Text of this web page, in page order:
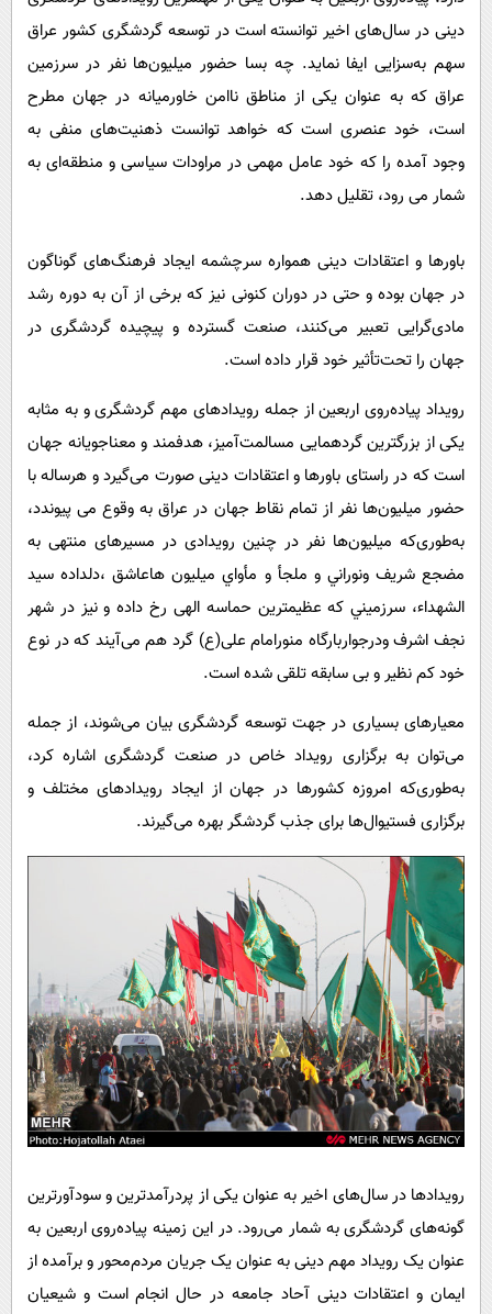
دینی در سال‌های اخیر توانسته است در توسعه گردشگری کشور عراق
سهم به‌سزایی ایفا نماید. چه بسا حضور میلیون‌ها نفر در سرزمین
عراق که به عنوان یکی از مناطق ناامن خاورمیانه در جهان مطرح
است، خود عنصری است که خواهد توانست ذهنیت‌های منفی به
وجود آمده را که خود عامل مهمی در مراودات سیاسی و منطقه‌ای به
شمار می رود، تقلیل دهد.
باورها و اعتقادات دینی همواره سرچشمه ایجاد فرهنگ‌های گوناگون
در جهان بوده و حتی در دوران کنونی نیز که برخی از آن به دوره رشد
مادی‌گرایی تعبیر می‌کنند، صنعت گسترده و پیچیده گردشگری در
جهان را تحت‌تأثیر خود قرار داده است.
رویداد پیاده‌روی اربعین از جمله رویدادهای مهم گردشگری و به مثابه
یکی از بزرگترین گردهمایی مسالمت‌آمیز، هدفمند و معناجویانه جهان
است که در راستای باورها و اعتقادات دینی صورت می‌گیرد و هرساله با
حضور میلیون‌ها نفر از تمام نقاط جهان در عراق به وقوع می پیوندد،
به‌طوری‌که میلیون‌ها نفر در چنین رویدادی در مسیرهای منتهی به
مضجع شريف ونوراني و ملجأ و مأواي ميليون هاعاشق ،دلداده سيد
الشهداء، سرزميني كه عظيمترين حماسه الهی رخ داده و نیز در شهر
نجف اشرف ودرجواربارگاه منورامام علی(ع) گرد هم می‌آیند که در نوع
خود کم نظیر و بی سابقه تلقی شده است.
معیارهای بسیاری در جهت توسعه گردشگری بیان می‌شوند، از جمله
می‌توان به برگزاری رویداد خاص در صنعت گردشگری اشاره کرد،
به‌طوری‌که امروزه کشورها در جهان از ایجاد رویدادهای مختلف و
برگزاری فستیوال‌ها برای جذب گردشگر بهره می‌گیرند.
رویدادها در سال‌های اخیر به عنوان یکی از پردرآمدترین و سودآورترین
گونه‌های گردشگری به شمار می‌رود. در این زمینه پیاده‌روی اربعین به
عنوان یک رویداد مهم دینی به عنوان یک جریان مردم‌محور و برآمده از
ایمان و اعتقادات دینی آحاد جامعه در حال انجام است و شیعیان